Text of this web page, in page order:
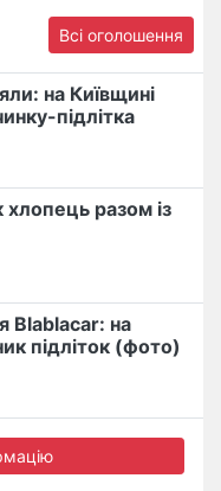
Всі оголошення
на Київщині
підлітка
хлопець разом із
Blablacar: на
підліток (фото)